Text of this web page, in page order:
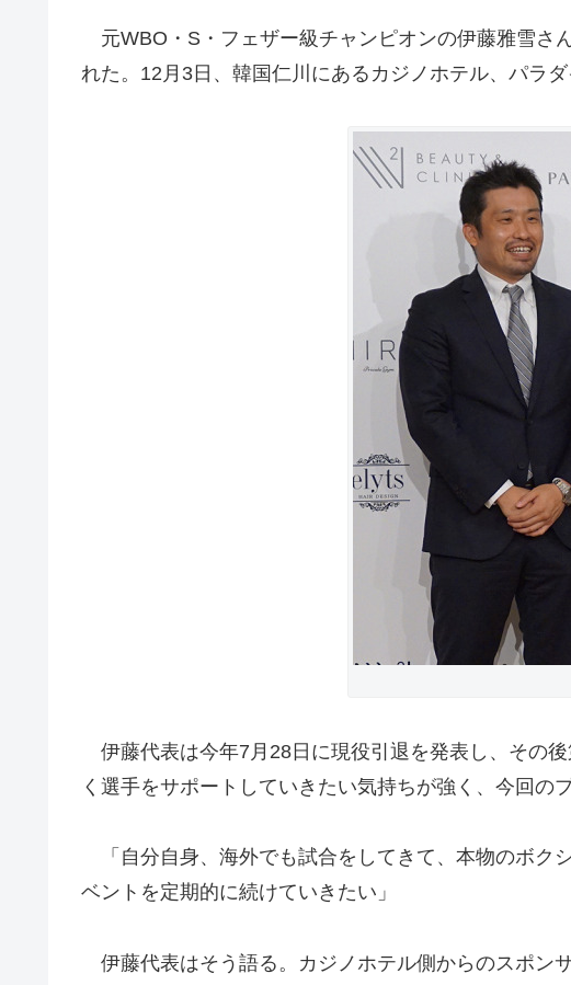
元WBO・S・フェザー級チャンピオンの伊藤雅雪さ
れた。12月3日、韓国仁川にあるカジノホテル、パラ
伊藤代表は今年7月28日に現役引退を発表し、その
く選手をサポートしていきたい気持ちが強く、今回の
「自分自身、海外でも試合をしてきて、本物のボク
ベントを定期的に続けていきたい」
伊藤代表はそう語る。カジノホテル側からのスポン